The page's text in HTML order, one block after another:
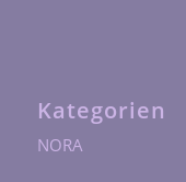
Kategorien
NORA